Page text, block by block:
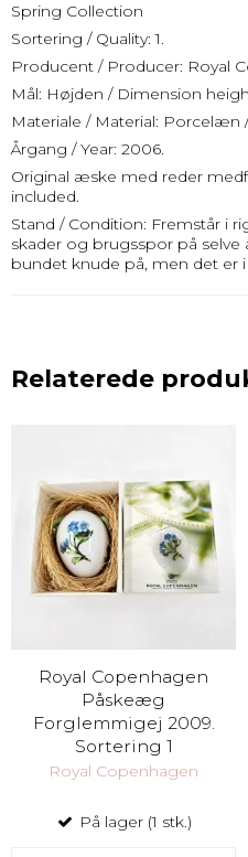
Spring Collection
Sortering / Quality: 1.
Producent / Producer: Royal
Mål: Højden / Dimension
Materiale / Material: Porcelæn
Årgang / Year: 2006.
Original æske med reder
included.
Stand / Condition: Fremstår i
skader og brugsspor på
bundet knude på, men det er
Relaterede
Royal Copenhagen
Påskeæg
Forglemmigej 2009.
Sortering 1
Royal Copenhagen
På lager (1 stk.)